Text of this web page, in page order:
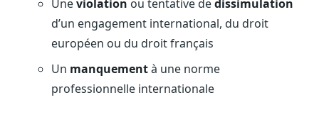
Données exhaustives pour vos travaux académiques
11 secteurs : énergie, santé, finance, numérique…
Uneviolation ou tentative dedissimulation
d’un engagement international, du droit
européen ou du droit français
Un manquementà une norme
professionnelle internationale